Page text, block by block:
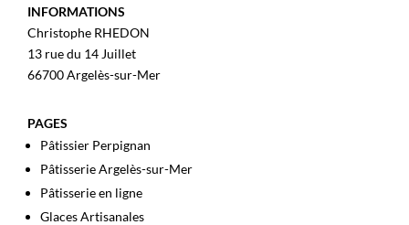
INFORMATIONS
Christophe RHEDON
13 rue du 14 Juillet
66700 Argelès-sur-Mer
PAGES
Pâtissier Perpignan
Pâtisserie Argelès-sur-Mer
Pâtisserie en ligne
Glaces Artisanales